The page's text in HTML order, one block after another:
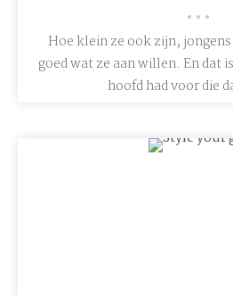
•••
Hoe klein ze ook zijn,
goed wat ze aan willen. En dat
hoofd had voor die